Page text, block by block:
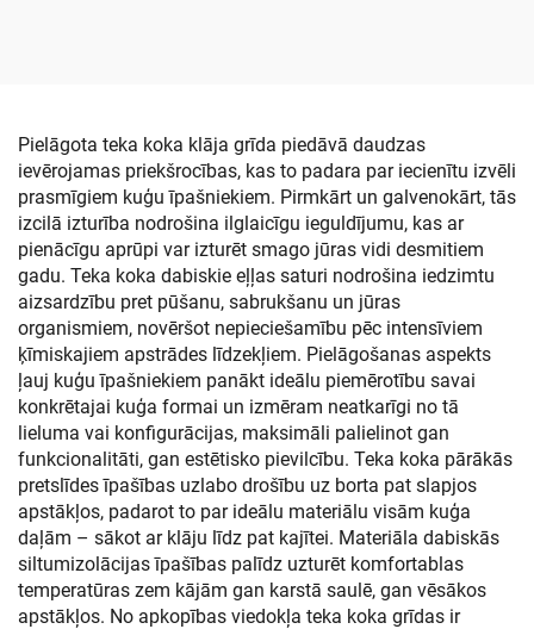
Pielāgota teka koka klāja grīda piedāvā daudzas
ievērojamas priekšrocības, kas to padara par iecienītu izvēli
prasmīgiem kuģu īpašniekiem. Pirmkārt un galvenokārt, tās
izcilā izturība nodrošina ilglaicīgu ieguldījumu, kas ar
pienācīgu aprūpi var izturēt smago jūras vidi desmitiem
gadu. Teka koka dabiskie eļļas saturi nodrošina iedzimtu
aizsardzību pret pūšanu, sabrukšanu un jūras
organismiem, novēršot nepieciešamību pēc intensīviem
ķīmiskajiem apstrādes līdzekļiem. Pielāgošanas aspekts
ļauj kuģu īpašniekiem panākt ideālu piemērotību savai
konkrētajai kuģa formai un izmēram neatkarīgi no tā
lieluma vai konfigurācijas, maksimāli palielinot gan
funkcionalitāti, gan estētisko pievilcību. Teka koka pārākās
pretslīdes īpašības uzlabo drošību uz borta pat slapjos
apstākļos, padarot to par ideālu materiālu visām kuģa
daļām – sākot ar klāju līdz pat kajītei. Materiāla dabiskās
siltumizolācijas īpašības palīdz uzturēt komfortablas
temperatūras zem kājām gan karstā saulē, gan vēsākos
apstākļos. No apkopības viedokļa teka koka grīdas ir